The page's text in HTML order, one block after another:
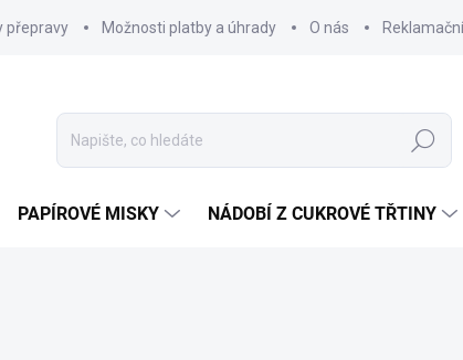
přepravy Možnosti platby a úhrady O nás
Hledat
PAPÍROVÉ MISKY NÁDOBÍ Z CUKROVÉ TŘTINY